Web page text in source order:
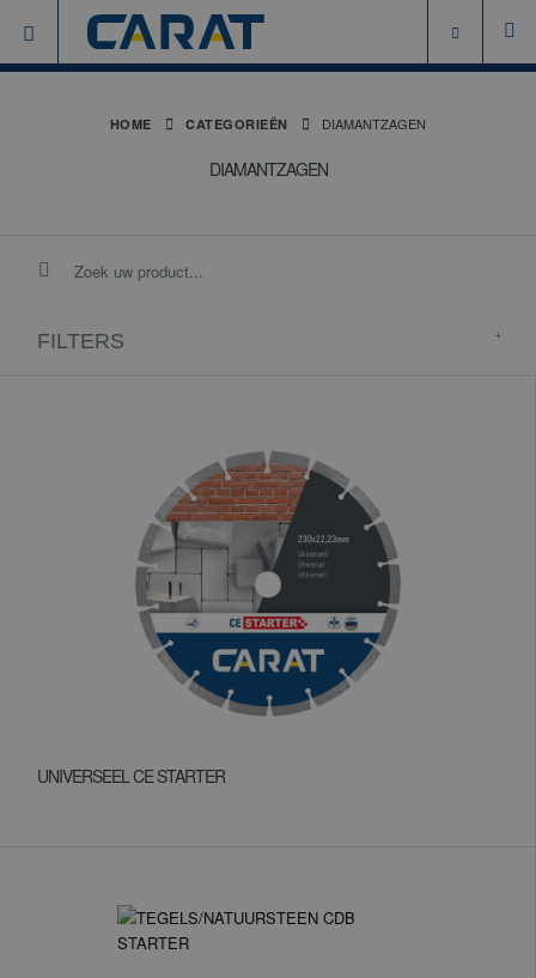
HOME CATEGORIEËN DIAMANTZAGEN
DIAMANTZAGEN
FILTERS
UNIVERSEEL CE STARTER